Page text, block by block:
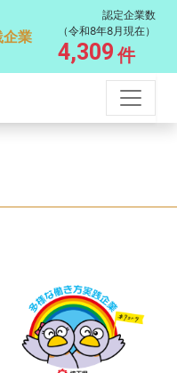
企業
認定企業数
（令和8年8月現在）
4,309 件